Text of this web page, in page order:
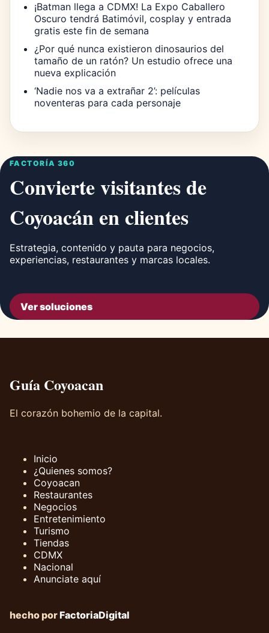
¡Batman llega a CDMX! La Expo Caballero
Oscuro tendrá Batimóvil, cosplay y entrada
gratis este fin de semana
¿Por qué nunca existieron dinosaurios del
tamaño de un ratón? Un estudio ofrece una
nueva explicación
‘Nadie nos va a extrañar 2’: películas
noventeras para cada personaje
FACTORÍA 360
Convierte visitantes de
Coyoacán en clientes
Estrategia, contenido y pauta para negocios,
experiencias, restaurantes y marcas locales.
Ver soluciones
Guía Coyoacan
El corazón bohemio de la capital.
Inicio
¿Quienes somos?
Coyoacan
Restaurantes
Negocios
Entretenimiento
Turismo
Tiendas
CDMX
Nacional
Anunciate aquí
hecho porFactoriaDigital